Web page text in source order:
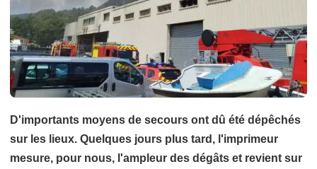
D'importants moyens de secours ont dû été dépêchés
sur les lieux. Quelques jours plus tard, l'imprimeur
mesure, pour nous, l'ampleur des dégâts et revient sur